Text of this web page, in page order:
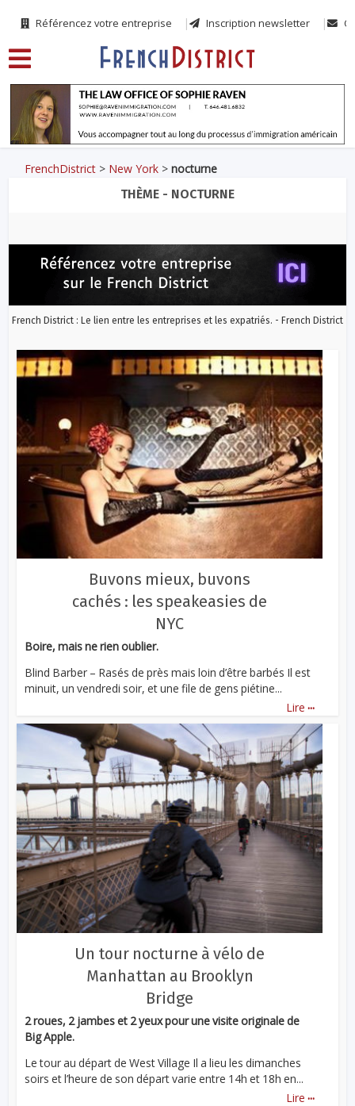
Référencez votre entreprise Inscription newsletter
FrenchDistrict > New York >nocturne
THÈME - NOCTURNE
French District : Le lien entre les entreprises et les expatriés. - French District
Buvons mieux, buvons
cachés : les speakeasies de
NYC
Boire, mais ne rien oublier.
Blind Barber – Rasés de près mais loin d’être barbés Il est
minuit, un vendredi soir, et une file de gens piétine...
Lire ...
Un tour nocturne à vélo de
Manhattan au Brooklyn
Bridge
2 roues, 2 jambes et 2 yeux pour une visite originale de
Big Apple.
Le tour au départ de West Village Il a lieu les dimanches
soirs et l’heure de son départ varie entre 14h et 18h en...
Lire ...